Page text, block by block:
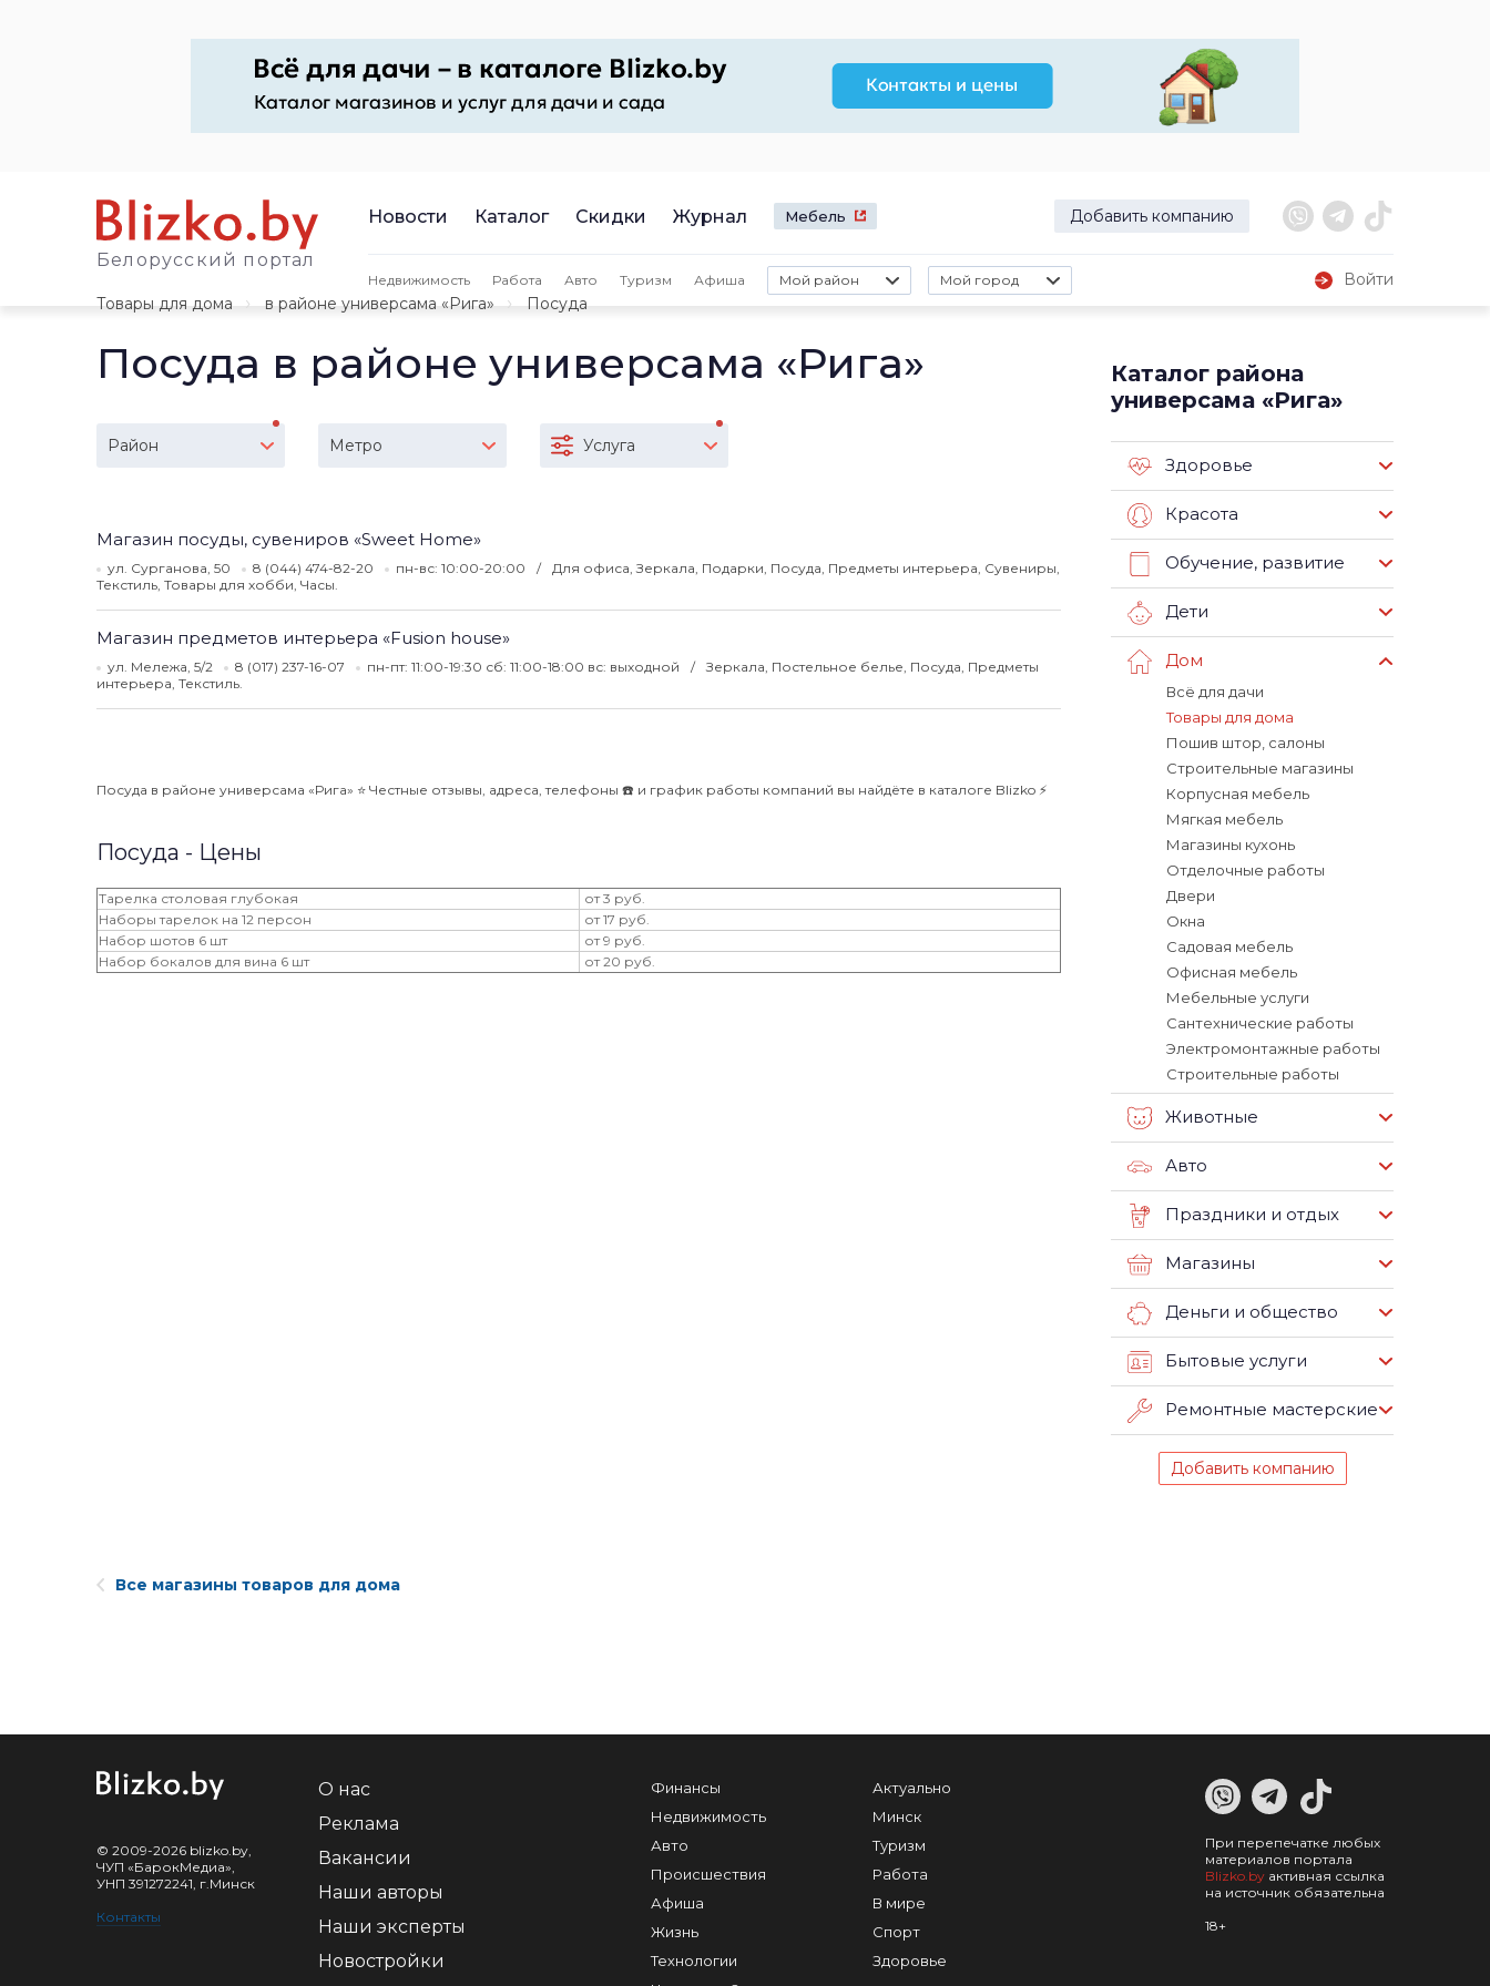
Белорусский портал
Новости Каталог Скидки Журнал Мебель Добавить компанию
Недвижимость Работа Авто Туризм Афиша Мой район Мой город
Войти
Товары для дома
в районе универсама «Рига» Посуда
Посуда в районе универсама «Рига»
Район Метро Услуга
Магазин посуды, сувениров «Sweet Home»
ул. Сурганова, 50 8 (044) 474-82-20 пн-вс: 10:00-20:00
Для офиса, Зеркала, Подарки, Посуда, Предметы интерьера, Сувениры,
Текстиль, Товары для хобби, Часы.
Магазин предметов интерьера «Fusion house»
ул. Мележа, 5/2 8 (017) 237-16-07 пн-пт: 11:00-19:30 сб: 11:00-18:00 вс: выходной
Зеркала, Постельное белье, Посуда, Предметы
интерьера, Текстиль.
Посуда в районе универсама «Рига» ⭐️ Честные отзывы, адреса, телефоны ☎️ и график работы компаний вы найдёте в каталоге Blizko ⚡️
Посуда - Цены
Тарелка столовая глубокая
от 3 руб.
Наборы тарелок на 12 персон
от 17 руб.
Набор шотов 6 шт
от 9 руб.
Набор бокалов для вина 6 шт
от 20 руб.
Каталог района
универсама «Рига»
Здоровье
Красота
Обучение, развитие
Дети
Дом
Всё для дачи
Товары для дома
Пошив штор, салоны
Строительные магазины
Корпусная мебель
Мягкая мебель
Магазины кухонь
Отделочные работы
Двери
Окна
Садовая мебель
Офисная мебель
Мебельные услуги
Сантехнические работы
Электромонтажные работы
Строительные работы
Животные
Авто
Праздники и отдых
Магазины
Деньги и общество
Бытовые услуги
Ремонтные мастерские
Добавить компанию
Все магазины товаров для дома
© 2009-2026 blizko.by,
ЧУП «БарокМедиа»,
УНП 391272241, г.Минск
Контакты
О нас
Реклама
Вакансии
Наши авторы
Наши эксперты
Новостройки
Финансы
Недвижимость
Авто
Происшествия
Афиша
Жизнь
Технологии
Актуально
Минск
Туризм
Работа
В мире
Спорт
Здоровье
При перепечатке любых
материалов портала
Blizko.by активная ссылка
на источник обязательна
18+